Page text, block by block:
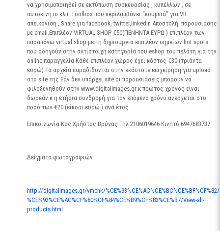
να χρησιμοποιηθεί σε εκτύπωση συσκευασίας , κυπέλλων , σε
αυτοκίνητο κλπ. Τoolbox που περιλαμβάνει “κουμπιά” για VR
απεικόνιση , Share για facebook, twitter,linkedin Αποστολή παρουσίασης
με email.Επιπλέον VIRTUAL SHOP €50(ΠΕΝΗΝΤΑ ΕΥΡΩ ) επιπλέον των
παραπάνω virtual shop με τη δημιουργία επιπλέον σημείων hot spots
που οδηγούν στην αντίστοιχη κατηγορία του eshop του πελάτη για την
online παραγγελία Κάθε επιπλέον χώρος έχει κόστος €30 (τριάντα
ευρώ) Τα αρχεία παραδίδονται στην εκάστοτε επιχείρηση για upload
στο site της Εάν δεν υπάρχει site οι παρουσιάσεις μπορούν να
φιλοξενηθούν στην www.digitalimages.gr κ πρώτος χρόνος είναι
δωρεάν κ η ετήσια συνδρομή για τον επόμενο χρόνο ανέρχεται στο
ποσό των €20 (είκοσι ευρώ ) ανά έτος .
Επικοινωνία Κος Χρήστος Βρύνας Τηλ 2106019646 Κινητό 6947683737
Δείγματα φωτογραφιών
http://digitalimages.gr/vmchk/
%CE%92%CE%AC%CF%80%CF%84%CE%B9%CF%83%CE%B7/View-all-
products.html